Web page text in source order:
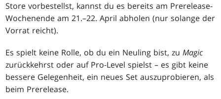
Store vorbestellst, kannst du es bereits am Prerelease-
Wochenende am 21.–22. April abholen (nur solange der
Vorrat reicht).
Es spielt keine Rolle, ob du ein Neuling bist, zuMagic
zurückkehrst oder auf Pro-Level spielst – es gibt keine
bessere Gelegenheit, ein neues Set auszuprobieren, als
beim Prerelease.